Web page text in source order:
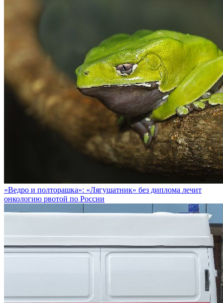
«Ведро и полторашка»: «Лягушатник» без диплома лечит
онкологию рвотой по России